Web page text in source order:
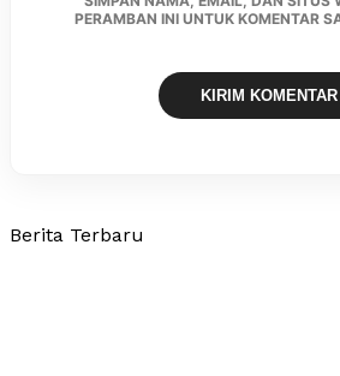
PERAMBAN INI UNTUK KOMENTAR
Berita Terbaru